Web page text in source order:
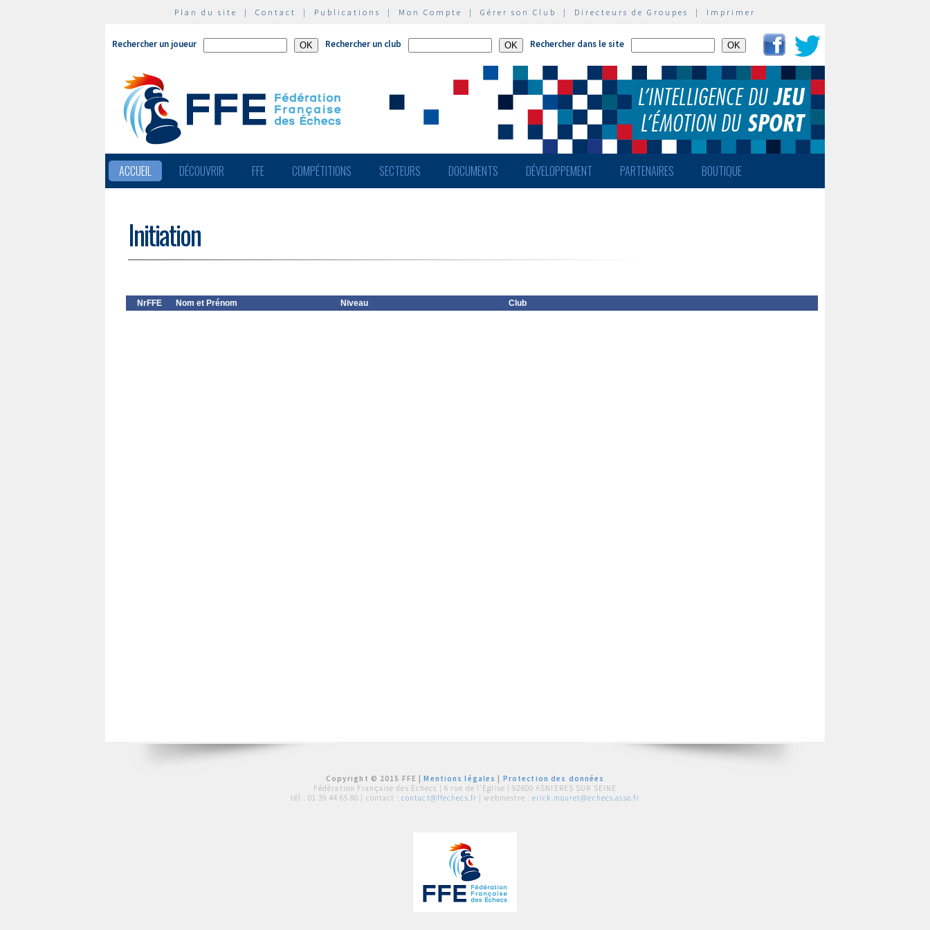
Plan du site | Contact | Publications | Mon Compte | Gérer son Club | Directeurs de Groupes | Imprimer
Rechercher un joueur Rechercher un club Rechercher dans le site
ACCUEIL DÉCOUVRIR FFE COMPÉTITIONS SECTEURS DOCUMENTS DÉVELOPPEMENT PARTENAIRES BOUTIQUE
Initiation
NrFFE Nom et Prénom Niveau Club
Copyright © 2015 FFE |Mentions légales
Protection des données
Fédération Française des Echecs | 6 rue de l'Eglise | 92600 ASNIERES SUR SEINE
tél : 01 39 44 65 80 | contact : contact@ffechecs.fr | webmestre : erick.mouret@echecs.asso.fr